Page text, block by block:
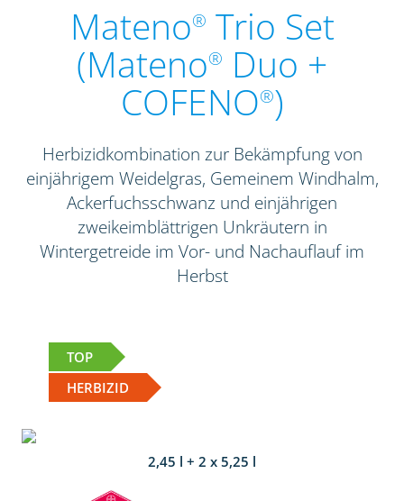
Mateno® Trio Set
(Mateno® Duo +
COFENO®)
Herbizidkombination zur Bekämpfung von
einjährigem Weidelgras, Gemeinem Windhalm,
Ackerfuchsschwanz und einjährigen
zweikeimblättrigen Unkräutern in
Wintergetreide im Vor- und Nachauflauf im
Herbst
TOP
HERBIZID
2,45 l + 2 x 5,25 l